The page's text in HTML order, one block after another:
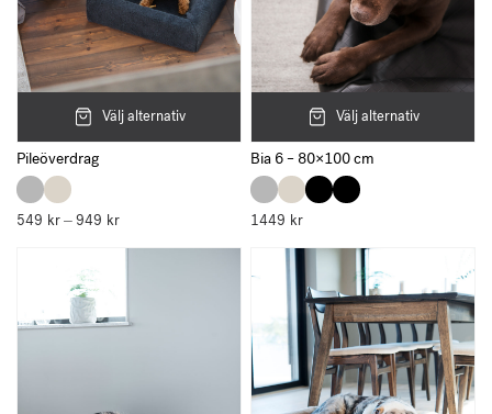
Välj alternativ
Pileöverdrag
549 kr –949 krPrisintervall:
Välj alternativ
Bia 6 – 80×100 cm
1449 kr